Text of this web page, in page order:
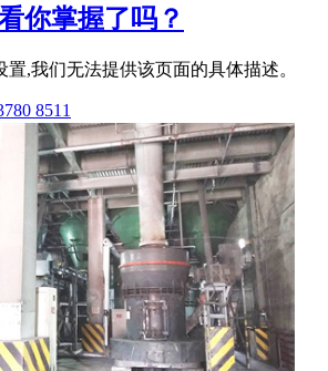
你掌握了吗？
置,我们无法提供该页面的具体描述。
8511